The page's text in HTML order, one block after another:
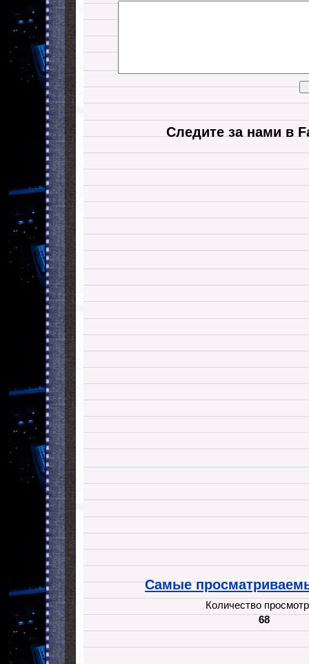
Следите за нами в
Самые
Количество
68